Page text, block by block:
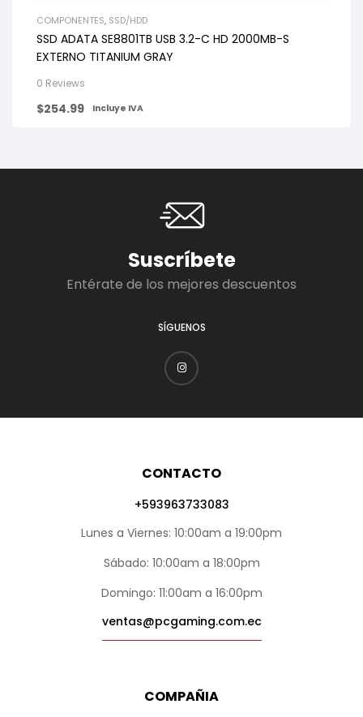
COMPONENTES, SSD/HDD
SSD ADATA SE8801TB USB 3.2-C HD 2000MB-S
EXTERNO TITANIUM GRAY
0 Reviews
$254.99 Incluye IVA
Suscríbete
Entérate de los mejores descuentos
SÍGUENOS
COMPAÑIA
CONTACTO
+593963733083
Lunes a Viernes: 10:00am a 19:00pm
Sábado: 10:00am a 18:00pm
Domingo: 11:00am a 16:00pm
ventas@pcgaming.com.ec